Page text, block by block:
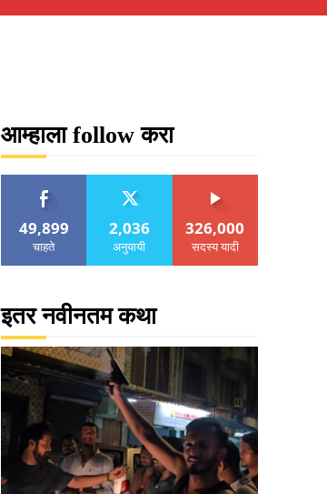
आम्हाला follow करा
49,899
चाहते
2,036
अनुयायी
326,000
सदस्य यादी
इतर नवीनतम कथा